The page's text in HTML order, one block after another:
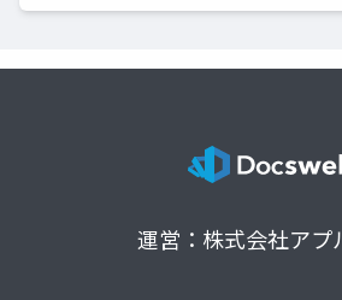
運営：株式会社アプ